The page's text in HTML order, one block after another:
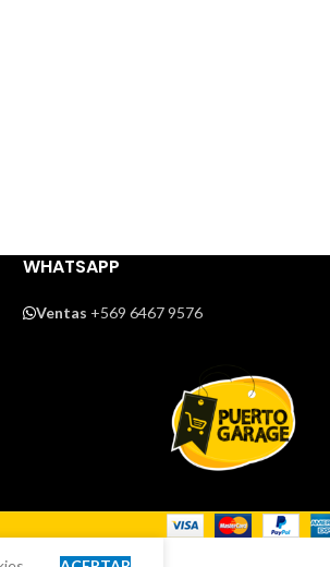
WHATSAPP
Ventas +569 6467 9576